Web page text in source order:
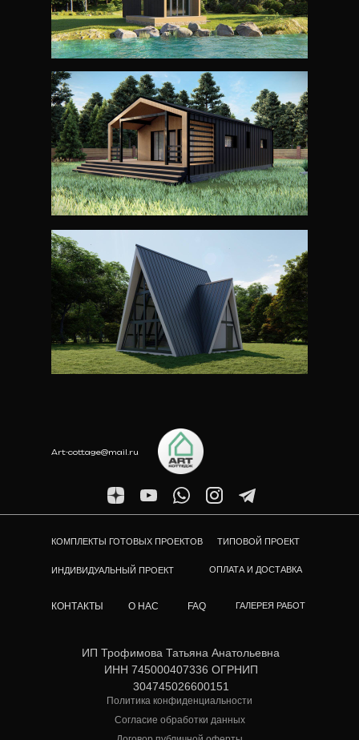
Art-cottage@mail.ru
КОМПЛЕКТЫ ГОТОВЫХ ПРОЕКТОВ
ИНДИВИДУАЛЬНЫЙ ПРОЕКТ
ТИПОВОЙ ПРОЕКТ
О НАС ГАЛЕРЕЯ РАБОТ
КОНТАКТЫ
ИП Трофимова Татьяна Анатольевна
ИНН 745000407336 ОГРНИП
304745026600151
Политика конфиденциальности
Согласие обработки данных
FAQ
ОПЛАТА И ДОСТАВКА